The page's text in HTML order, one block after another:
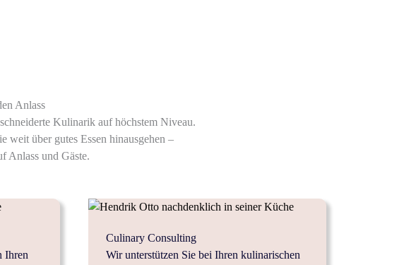
Anlass
Kulinarik auf höchstem Niveau.
weit über gutes Essen hinausgehen –
Anlass und Gäste.
Ihren
Culinary Consulting
Wir unterstützen Sie bei Ihren kulinarischen